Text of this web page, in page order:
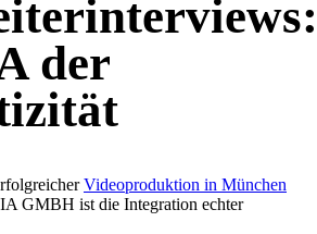
der
Videoproduktion in München
GMBH ist die Integration echter